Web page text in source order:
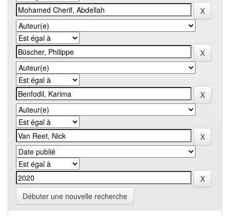
Débuter une nouvelle recherche